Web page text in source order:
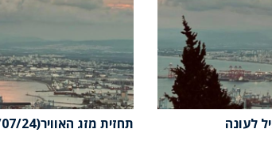
תחזית מזג האוויר(16/07/24): שרבי וחם, בחוף הביל